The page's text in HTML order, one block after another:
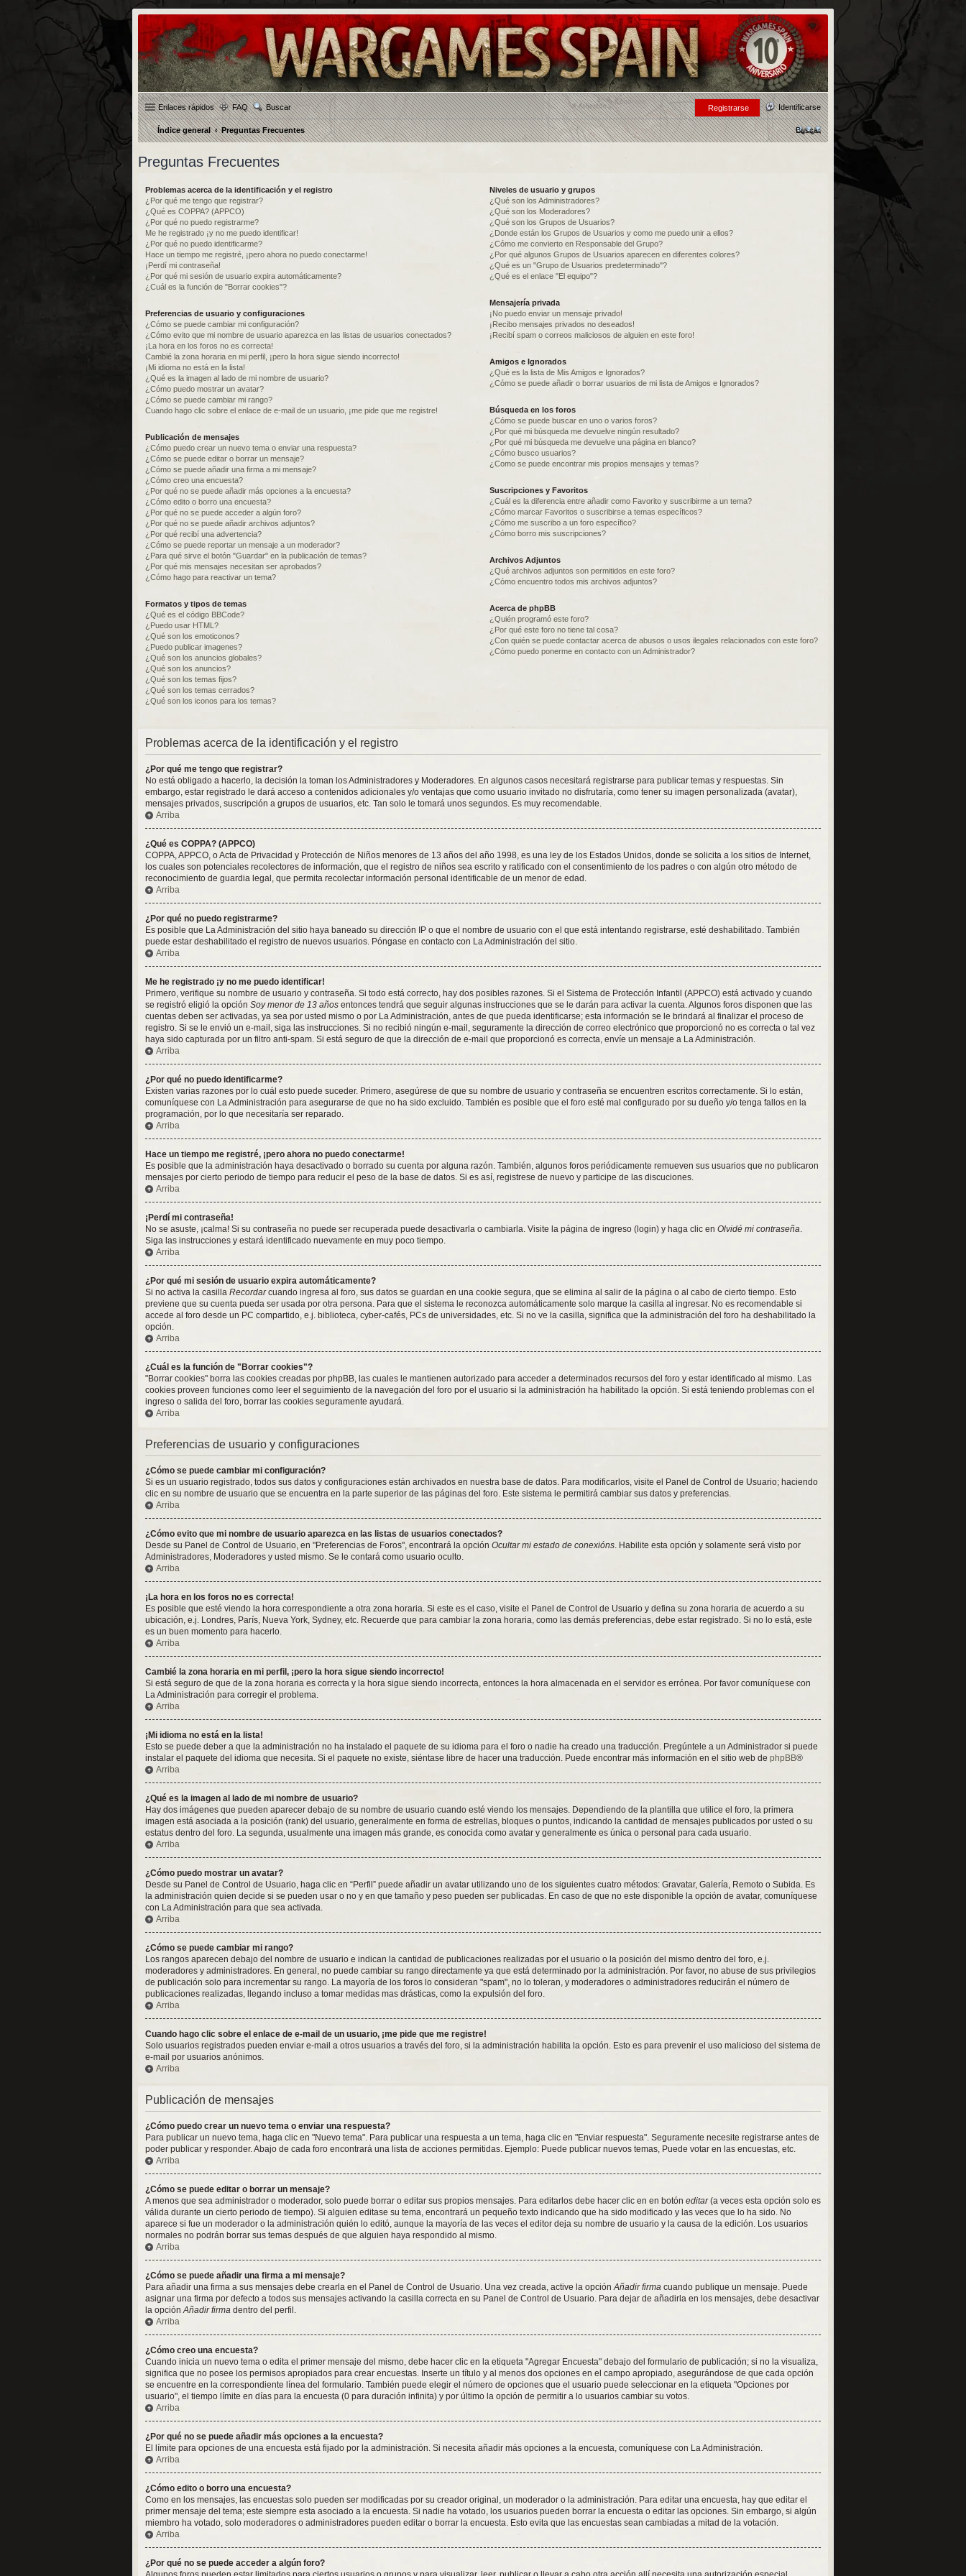
Enlaces rápidos FAQ Buscar Identificarse
Registrarse
Índice general Preguntas Frecuentes Buscar
Preguntas Frecuentes
Problemas acerca de la identificación y el registro
¿Por qué me tengo que registrar?
¿Qué es COPPA? (APPCO)
¿Por qué no puedo registrarme?
Me he registrado ¡y no me puedo identificar!
¿Por qué no puedo identificarme?
Hace un tiempo me registré, ¡pero ahora no puedo conectarme!
¡Perdí mi contraseña!
¿Por qué mi sesión de usuario expira automáticamente?
¿Cuál es la función de "Borrar cookies"?
Preferencias de usuario y configuraciones
¿Cómo se puede cambiar mi configuración?
¿Cómo evito que mi nombre de usuario aparezca en las listas de usuarios conectados?
¡La hora en los foros no es correcta!
Cambié la zona horaria en mi perfil, ¡pero la hora sigue siendo incorrecto!
¡Mi idioma no está en la lista!
¿Qué es la imagen al lado de mi nombre de usuario?
¿Cómo puedo mostrar un avatar?
¿Cómo se puede cambiar mi rango?
Cuando hago clic sobre el enlace de e-mail de un usuario, ¡me pide que me registre!
Publicación de mensajes
¿Cómo puedo crear un nuevo tema o enviar una respuesta?
¿Cómo se puede editar o borrar un mensaje?
¿Cómo se puede añadir una firma a mi mensaje?
¿Cómo creo una encuesta?
¿Por qué no se puede añadir más opciones a la encuesta?
¿Cómo edito o borro una encuesta?
¿Por qué no se puede acceder a algún foro?
¿Por qué no se puede añadir archivos adjuntos?
¿Por qué recibí una advertencia?
¿Cómo se puede reportar un mensaje a un moderador?
¿Para qué sirve el botón "Guardar" en la publicación de temas?
¿Por qué mis mensajes necesitan ser aprobados?
¿Cómo hago para reactivar un tema?
Formatos y tipos de temas
¿Qué es el código BBCode?
¿Puedo usar HTML?
¿Qué son los emoticonos?
¿Puedo publicar imagenes?
¿Qué son los anuncios globales?
¿Qué son los anuncios?
¿Qué son los temas fijos?
¿Qué son los temas cerrados?
¿Qué son los iconos para los temas?
Niveles de usuario y grupos
¿Qué son los Administradores?
¿Qué son los Moderadores?
¿Qué son los Grupos de Usuarios?
¿Donde están los Grupos de Usuarios y como me puedo unir a ellos?
¿Cómo me convierto en Responsable del Grupo?
¿Por qué algunos Grupos de Usuarios aparecen en diferentes colores?
¿Qué es un "Grupo de Usuarios predeterminado"?
¿Qué es el enlace "El equipo"?
Mensajería privada
¡No puedo enviar un mensaje privado!
¡Recibo mensajes privados no deseados!
¡Recibí spam o correos maliciosos de alguien en este foro!
Amigos e Ignorados
¿Qué es la lista de Mis Amigos e Ignorados?
¿Cómo se puede añadir o borrar usuarios de mi lista de Amigos e Ignorados?
Búsqueda en los foros
¿Cómo se puede buscar en uno o varios foros?
¿Por qué mi búsqueda me devuelve ningún resultado?
¿Por qué mi búsqueda me devuelve una página en blanco?
¿Cómo busco usuarios?
¿Como se puede encontrar mis propios mensajes y temas?
Suscripciones y Favoritos
¿Cuál es la diferencia entre añadir como Favorito y suscribirme a un tema?
¿Cómo marcar Favoritos o suscribirse a temas específicos?
¿Cómo me suscribo a un foro específico?
¿Cómo borro mis suscripciones?
Archivos Adjuntos
¿Qué archivos adjuntos son permitidos en este foro?
¿Cómo encuentro todos mis archivos adjuntos?
Acerca de phpBB
¿Quién programó este foro?
¿Por qué este foro no tiene tal cosa?
¿Con quién se puede contactar acerca de abusos o usos ilegales relacionados con este foro?
¿Cómo puedo ponerme en contacto con un Administrador?
Problemas acerca de la identificación y el registro
¿Por qué me tengo que registrar?
No está obligado a hacerlo, la decisión la toman los Administradores y Moderadores. En algunos casos necesitará registrarse para publicar temas y respuestas. Sin
embargo, estar registrado le dará acceso a contenidos adicionales y/o ventajas que como usuario invitado no disfrutaría, como tener su imagen personalizada (avatar),
mensajes privados, suscripción a grupos de usuarios, etc. Tan solo le tomará unos segundos. Es muy recomendable.
Arriba
¿Qué es COPPA? (APPCO)
COPPA, APPCO, o Acta de Privacidad y Protección de Niños menores de 13 años del año 1998, es una ley de los Estados Unidos, donde se solicita a los sitios de Internet,
los cuales son potenciales recolectores de información, que el registro de niños sea escrito y ratificado con el consentimiento de los padres o con algún otro método de
reconocimiento de guardia legal, que permita recolectar información personal identificable de un menor de edad.
Arriba
¿Por qué no puedo registrarme?
Es posible que La Administración del sitio haya baneado su dirección IP o que el nombre de usuario con el que está intentando registrarse, esté deshabilitado. También
puede estar deshabilitado el registro de nuevos usuarios. Póngase en contacto con La Administración del sitio.
Arriba
Me he registrado ¡y no me puedo identificar!
Primero, verifique su nombre de usuario y contraseña. Si todo está correcto, hay dos posibles razones. Si el Sistema de Protección Infantil (APPCO) está activado y cuando
se registró eligió la opción Soy menor de 13 años entonces tendrá que seguir algunas instrucciones que se le darán para activar la cuenta. Algunos foros disponen que las
cuentas deben ser activadas, ya sea por usted mismo o por La Administración, antes de que pueda identificarse; esta información se le brindará al finalizar el proceso de
registro. Si se le envió un e-mail, siga las instrucciones. Si no recibió ningún e-mail, seguramente la dirección de correo electrónico que proporcionó no es correcta o tal vez
haya sido capturada por un filtro anti-spam. Si está seguro de que la dirección de e-mail que proporcionó es correcta, envíe un mensaje a La Administración.
Arriba
¿Por qué no puedo identificarme?
Existen varias razones por lo cuál esto puede suceder. Primero, asegúrese de que su nombre de usuario y contraseña se encuentren escritos correctamente. Si lo están,
comuníquese con La Administración para asegurarse de que no ha sido excluido. También es posible que el foro esté mal configurado por su dueño y/o tenga fallos en la
programación, por lo que necesitaría ser reparado.
Arriba
Hace un tiempo me registré, ¡pero ahora no puedo conectarme!
Es posible que la administración haya desactivado o borrado su cuenta por alguna razón. También, algunos foros periódicamente remueven sus usuarios que no publicaron
mensajes por cierto periodo de tiempo para reducir el peso de la base de datos. Si es así, registrese de nuevo y participe de las discuciones.
Arriba
¡Perdí mi contraseña!
No se asuste, ¡calma! Si su contraseña no puede ser recuperada puede desactivarla o cambiarla. Visite la página de ingreso (login) y haga clic en Olvidé mi contraseña.
Siga las instrucciones y estará identificado nuevamente en muy poco tiempo.
Arriba
¿Por qué mi sesión de usuario expira automáticamente?
Si no activa la casilla Recordarcuando ingresa al foro, sus datos se guardan en una cookie segura, que se elimina al salir de la página o al cabo de cierto tiempo. Esto
previene que su cuenta pueda ser usada por otra persona. Para que el sistema le reconozca automáticamente solo marque la casilla al ingresar. No es recomendable si
accede al foro desde un PC compartido, e.j. biblioteca, cyber-cafés, PCs de universidades, etc. Si no ve la casilla, significa que la administración del foro ha deshabilitado la
opción.
Arriba
¿Cuál es la función de "Borrar cookies"?
"Borrar cookies" borra las cookies creadas por phpBB, las cuales le mantienen autorizado para acceder a determinados recursos del foro y estar identificado al mismo. Las
cookies proveen funciones como leer el seguimiento de la navegación del foro por el usuario si la administración ha habilitado la opción. Si está teniendo problemas con el
ingreso o salida del foro, borrar las cookies seguramente ayudará.
Arriba
Preferencias de usuario y configuraciones
¿Cómo se puede cambiar mi configuración?
Si es un usuario registrado, todos sus datos y configuraciones están archivados en nuestra base de datos. Para modificarlos, visite el Panel de Control de Usuario; haciendo
clic en su nombre de usuario que se encuentra en la parte superior de las páginas del foro. Este sistema le permitirá cambiar sus datos y preferencias.
Arriba
¿Cómo evito que mi nombre de usuario aparezca en las listas de usuarios conectados?
Desde su Panel de Control de Usuario, en "Preferencias de Foros", encontrará la opción Ocultar mi estado de conexións. Habilite esta opción y solamente será visto por
Administradores, Moderadores y usted mismo. Se le contará como usuario oculto.
Arriba
¡La hora en los foros no es correcta!
Es posible que esté viendo la hora correspondiente a otra zona horaria. Si este es el caso, visite el Panel de Control de Usuario y defina su zona horaria de acuerdo a su
ubicación, e.j. Londres, París, Nueva York, Sydney, etc. Recuerde que para cambiar la zona horaria, como las demás preferencias, debe estar registrado. Si no lo está, este
es un buen momento para hacerlo.
Arriba
Cambié la zona horaria en mi perfil, ¡pero la hora sigue siendo incorrecto!
Si está seguro de que de la zona horaria es correcta y la hora sigue siendo incorrecta, entonces la hora almacenada en el servidor es errónea. Por favor comuníquese con
La Administración para corregir el problema.
Arriba
¡Mi idioma no está en la lista!
Esto se puede deber a que la administración no ha instalado el paquete de su idioma para el foro o nadie ha creado una traducción. Pregúntele a un Administrador si puede
instalar el paquete del idioma que necesita. Si el paquete no existe, siéntase libre de hacer una traducción. Puede encontrar más información en el sitio web de phpBB®
Arriba
¿Qué es la imagen al lado de mi nombre de usuario?
Hay dos imágenes que pueden aparecer debajo de su nombre de usuario cuando esté viendo los mensajes. Dependiendo de la plantilla que utilice el foro, la primera
imagen está asociada a la posición (rank) del usuario, generalmente en forma de estrellas, bloques o puntos, indicando la cantidad de mensajes publicados por usted o su
estatus dentro del foro. La segunda, usualmente una imagen más grande, es conocida como avatar y generalmente es única o personal para cada usuario.
Arriba
¿Cómo puedo mostrar un avatar?
Desde su Panel de Control de Usuario, haga clic en “Perfil” puede añadir un avatar utilizando uno de los siguientes cuatro métodos: Gravatar, Galería, Remoto o Subida. Es
la administración quien decide si se pueden usar o no y en que tamaño y peso pueden ser publicadas. En caso de que no este disponible la opción de avatar, comuníquese
con La Administración para que sea activada.
Arriba
¿Cómo se puede cambiar mi rango?
Los rangos aparecen debajo del nombre de usuario e indican la cantidad de publicaciones realizadas por el usuario o la posición del mismo dentro del foro, e.j.
moderadores y administradores. En general, no puede cambiar su rango directamente ya que está determinado por la administración. Por favor, no abuse de sus privilegios
de publicación solo para incrementar su rango. La mayoría de los foros lo consideran "spam", no lo toleran, y moderadores o administradores reducirán el número de
publicaciones realizadas, llegando incluso a tomar medidas mas drásticas, como la expulsión del foro.
Arriba
Cuando hago clic sobre el enlace de e-mail de un usuario, ¡me pide que me registre!
Solo usuarios registrados pueden enviar e-mail a otros usuarios a través del foro, si la administración habilita la opción. Esto es para prevenir el uso malicioso del sistema de
e-mail por usuarios anónimos.
Arriba
Publicación de mensajes
¿Cómo puedo crear un nuevo tema o enviar una respuesta?
Para publicar un nuevo tema, haga clic en "Nuevo tema". Para publicar una respuesta a un tema, haga clic en "Enviar respuesta". Seguramente necesite registrarse antes de
poder publicar y responder. Abajo de cada foro encontrará una lista de acciones permitidas. Ejemplo: Puede publicar nuevos temas, Puede votar en las encuestas, etc.
Arriba
¿Cómo se puede editar o borrar un mensaje?
A menos que sea administrador o moderador, solo puede borrar o editar sus propios mensajes. Para editarlos debe hacer clic en en botón editar(a veces esta opción solo es
válida durante un cierto periodo de tiempo). Si alguien editase su tema, encontrará un pequeño texto indicando que ha sido modificado y las veces que lo ha sido. No
aparece si fue un moderador o la administración quién lo editó, aunque la mayoría de las veces el editor deja su nombre de usuario y la causa de la edición. Los usuarios
normales no podrán borrar sus temas después de que alguien haya respondido al mismo.
Arriba
¿Cómo se puede añadir una firma a mi mensaje?
Para añadir una firma a sus mensajes debe crearla en el Panel de Control de Usuario. Una vez creada, active la opciónAñadir firma cuando publique un mensaje. Puede
asignar una firma por defecto a todos sus mensajes activando la casilla correcta en su Panel de Control de Usuario. Para dejar de añadirla en los mensajes, debe desactivar
la opciónAñadir firma dentro del perfil.
Arriba
¿Cómo creo una encuesta?
Cuando inicia un nuevo tema o edita el primer mensaje del mismo, debe hacer clic en la etiqueta "Agregar Encuesta" debajo del formulario de publicación; si no la visualiza,
significa que no posee los permisos apropiados para crear encuestas. Inserte un título y al menos dos opciones en el campo apropiado, asegurándose de que cada opción
se encuentre en la correspondiente línea del formulario. También puede elegir el número de opciones que el usuario puede seleccionar en la etiqueta "Opciones por
usuario", el tiempo límite en días para la encuesta (0 para duración infinita) y por último la opción de permitir a lo usuarios cambiar su votos.
Arriba
¿Por qué no se puede añadir más opciones a la encuesta?
El límite para opciones de una encuesta está fijado por la administración. Si necesita añadir más opciones a la encuesta, comuníquese con La Administración.
Arriba
¿Cómo edito o borro una encuesta?
Como en los mensajes, las encuestas solo pueden ser modificadas por su creador original, un moderador o la administración. Para editar una encuesta, hay que editar el
primer mensaje del tema; este siempre esta asociado a la encuesta. Si nadie ha votado, los usuarios pueden borrar la encuesta o editar las opciones. Sin embargo, si algún
miembro ha votado, solo moderadores o administradores pueden editar o borrar la encuesta. Esto evita que las encuestas sean cambiadas a mitad de la votación.
Arriba
¿Por qué no se puede acceder a algún foro?